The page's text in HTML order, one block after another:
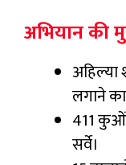
अभियान की
अहिल्या
लगाने का
411 कुओं
सर्वे।